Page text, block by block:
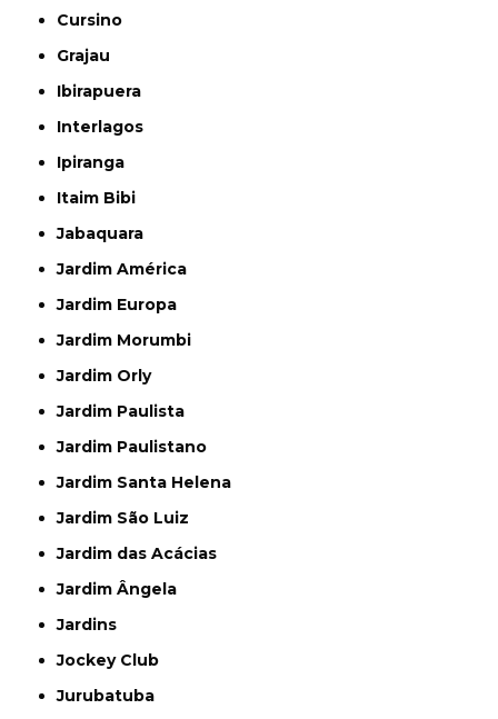
Cursino
Grajau
Ibirapuera
Interlagos
Ipiranga
Itaim Bibi
Jabaquara
Jardim América
Jardim Europa
Jardim Morumbi
Jardim Orly
Jardim Paulista
Jardim Paulistano
Jardim Santa Helena
Jardim São Luiz
Jardim das Acácias
Jardim Ângela
Jardins
Jockey Club
Jurubatuba